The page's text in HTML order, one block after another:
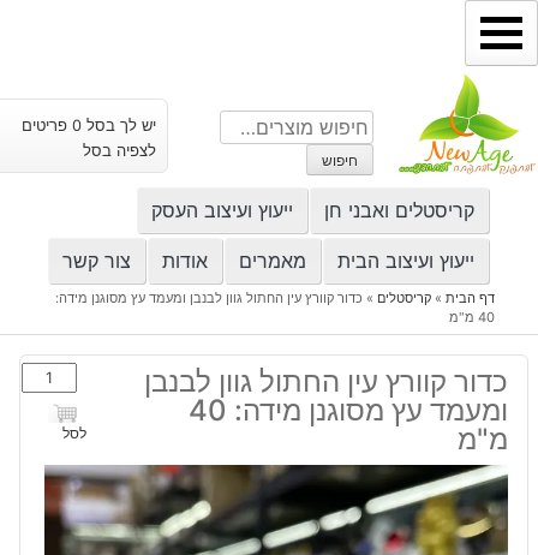
דילוג
לתוכן
חיפוש
עבור:
חיפוש
יש לך בסל 0 פריטים
לצפיה בסל
קריסטלים ואבני חן ייעוץ ועיצוב העסק
ייעוץ ועיצוב הבית מאמרים אודות צור קשר
דף הבית» קריסטלים » כדור קוורץ עין החתול גוון לבנבן ומעמד עץ מסוגנן מידה:
40 מ"מ
כדור קוורץ עין החתול גוון לבנבן
ומעמד עץ מסוגנן מידה: 40
מ"מ
כמות
של
כדור
עין
החתול
גוון
לסל